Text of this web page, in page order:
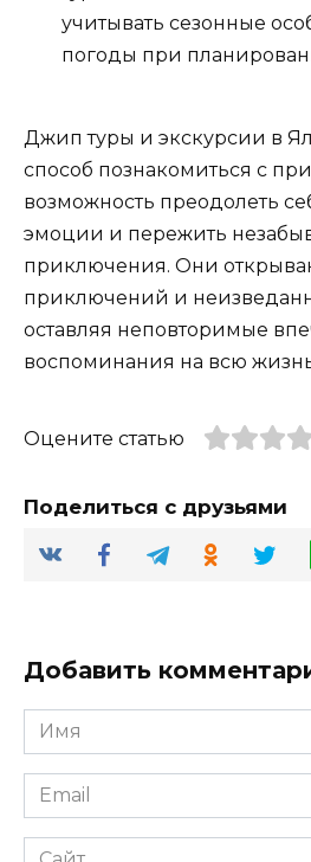
учитывать сезонные
погоды при
Джип туры и экскурсии в
способ познакомиться с
возможность преодолеть
эмоции и пережить
приключения. Они
приключений и
оставляя неповторимые
воспоминания на всю
Оцените статью
Поделиться с друзьями
Добавить
Имя
*
Email
*
Сайт